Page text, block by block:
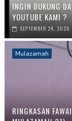
INGIN DUKUNG
YOUTUBE KAMI ?
SEPTEMBER 24, 2020
Mulazamah
RINGKASAN